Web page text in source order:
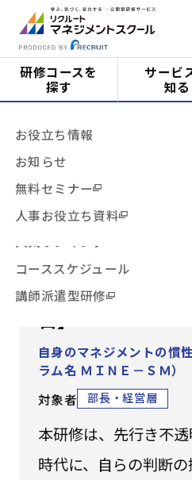
階層・役割
その他
はじめての方へ
サービスの特長
研修コースを
探す
対象者
ビジネススキル
テーマ別
3時間コース
人気ランキング
コーススケジュール
講師派遣型研修
サービ
知る
はじめての方へ
サービスの特長
ご利用の流れ
よくあるご質問
お役立ち情報
お知らせ
無料セミナー
人事お役立ち資料
リクルートマネジメントスク
ー研修＜マネジメント革新＞
日】
マネージャー研
ト革新＞【オン
自身のマネジメントの慣
ラム名 ＭＩＮＥ－ＳＭ）
対象者
部長・経営層
本研修は、先行き不
時代に、自らの判断